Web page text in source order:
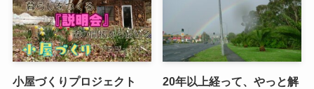
小屋づくりプロジェクト
20年以上経って、やっと解